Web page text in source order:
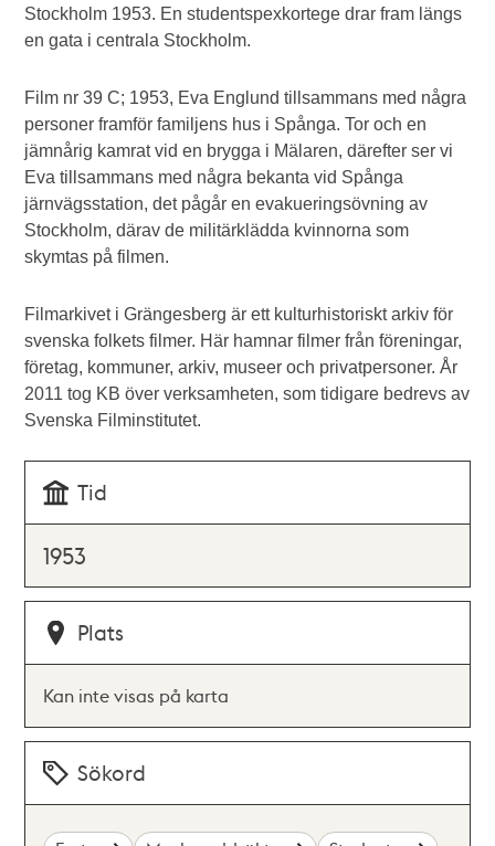
Stockholm 1953. En studentspexkortege drar fram längs
en gata i centrala Stockholm.
Film nr 39 C; 1953, Eva Englund tillsammans med några
personer framför familjens hus i Spånga. Tor och en
jämnårig kamrat vid en brygga i Mälaren, därefter ser vi
Eva tillsammans med några bekanta vid Spånga
järnvägsstation, det pågår en evakueringsövning av
Stockholm, därav de militärklädda kvinnorna som
skymtas på filmen.
Filmarkivet i Grängesberg är ett kulturhistoriskt arkiv för
svenska folkets filmer. Här hamnar filmer från föreningar,
företag, kommuner, arkiv, museer och privatpersoner. År
2011 tog KB över verksamheten, som tidigare bedrevs av
Svenska Filminstitutet.
Tid
1953
Plats
Kan inte visas på karta
Sökord